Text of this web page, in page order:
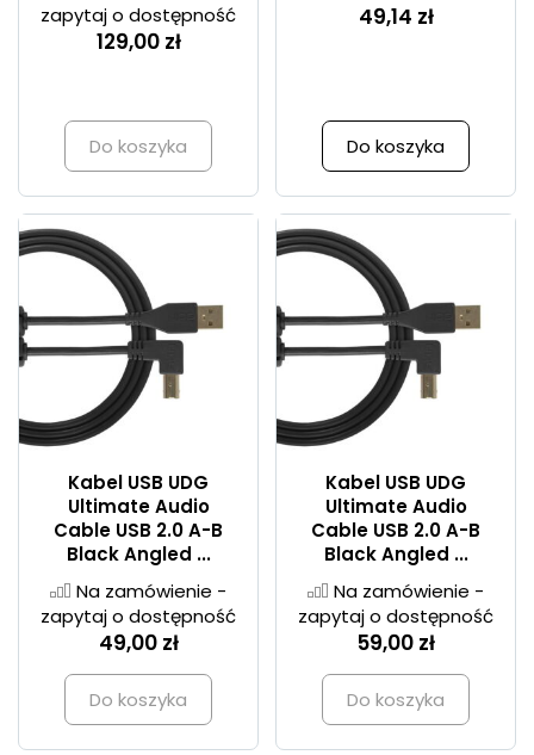
zapytaj o dostępność
129,00 zł
Do koszyka
49,14 zł
Do koszyka
Kabel USB UDG
Ultimate Audio
Cable USB 2.0 A-B
Black Angled ...
Na zamówienie -
zapytaj o dostępność
49,00 zł
Do koszyka
Kabel USB UDG
Ultimate Audio
Cable USB 2.0 A-B
Black Angled ...
Na zamówienie -
zapytaj o dostępność
59,00 zł
Do koszyka